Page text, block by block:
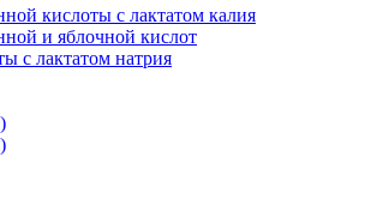
кислоты с лактатом калия
и яблочной кислот
с лактатом натрия